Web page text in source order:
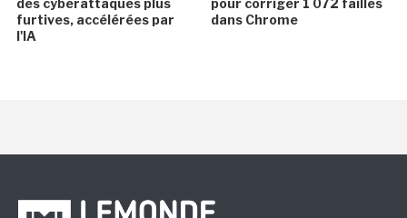
des cyberattaques plus
furtives, accélérées par
l'IA
pour corriger 1 072 failles
dans Chrome